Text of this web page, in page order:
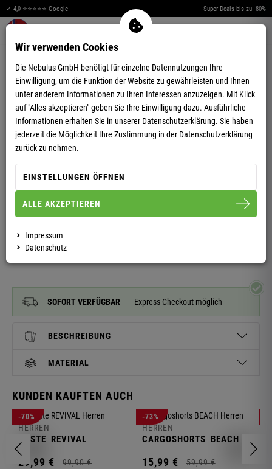
✓ 4,9 ⭐⭐⭐⭐⭐ Google Super Deals bis zu -80%
Warenkorb aufklappen
CARGOSHORTS BEACH HERREN
SOFORT VERFÜGBAR Express Checkout möglich
BESCHREIBUNG
MATERIAL
KUNDEN KAUFTEN AUCH
-70%
HERREN
WESTE REVIVAL
29,99 € 99,90 €
-73%
HERREN
CARGOSHORTS BEACH
15,99 € 59,99 €
Wir verwenden Cookies
Die Nebulus GmbH benötigt für einzelne Datennutzungen Ihre
Einwilligung, um die Funktion der Website zu gewährleisten und Ihnen
unter anderem Informationen zu Ihren Interessen anzuzeigen. Mit Klick
auf "Alles akzeptieren" geben Sie Ihre Einwilligung dazu. Ausführliche
Informationen erhalten Sie in unserer Datenschutzerklärung. Sie haben
jederzeit die Möglichkeit Ihre Zustimmung in der Datenschutzerklärung
zurück zu nehmen.
EINSTELLUNGEN ÖFFNEN
ALLE AKZEPTIEREN
Impressum
Datenschutz